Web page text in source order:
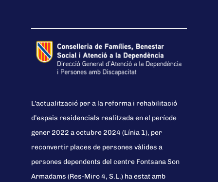
L’actualització per a la reforma i rehabilitació
d’espais residencials realitzada en el període
gener 2022 a octubre 2024 (Línia 1), per
reconvertir places de persones vàlides a
persones dependents del centre Fontsana Son
Armadams (Res-Miro 4, S.L.) ha estat amb